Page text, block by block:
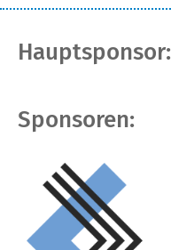
Hauptsponsor:
Sponsoren: